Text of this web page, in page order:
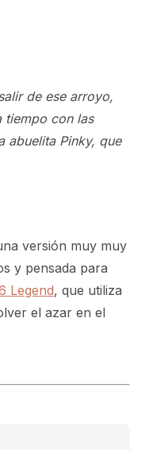
de ese arroyo,
tiempo con las
abuelita Pinky, que
versión muy muy
y pensada para
Legend, que utiliza
el azar en el